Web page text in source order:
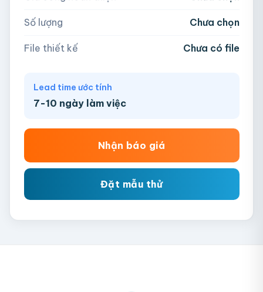
Số lượng Chưa chọn
File thiết kế Chưa có file
Lead time ước tính
7-10 ngày làm việc
Nhận báo giá
Đặt mẫu thử